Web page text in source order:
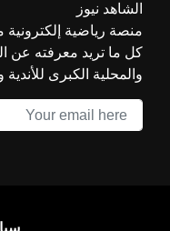
الشاهد نيوز
منصة رياضية إلكترونية
كل ما تريد معرفته عن
والمحلية الكبرى للأندية